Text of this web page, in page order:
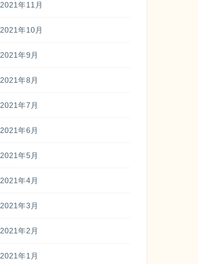
2021年11月
2021年10月
2021年9月
2021年8月
2021年7月
2021年6月
2021年5月
2021年4月
2021年3月
2021年2月
2021年1月